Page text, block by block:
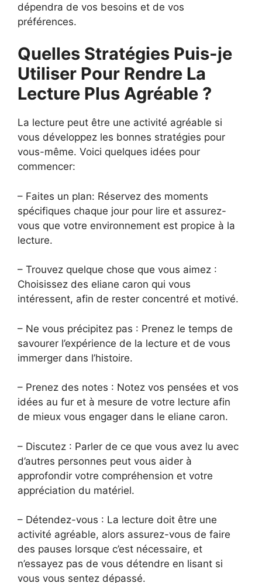
dépendra de vos besoins et de vos
préférences.
Quelles Stratégies Puis-je
Utiliser Pour Rendre La
Lecture Plus Agréable ?
La lecture peut être une activité agréable si
vous développez les bonnes stratégies pour
vous-même. Voici quelques idées pour
commencer:
– Faites un plan: Réservez des moments
spécifiques chaque jour pour lire et assurez-
vous que votre environnement est propice à la
lecture.
– Trouvez quelque chose que vous aimez :
Choisissez des eliane caron qui vous
intéressent, afin de rester concentré et motivé.
– Ne vous précipitez pas : Prenez le temps de
savourer l’expérience de la lecture et de vous
immerger dans l’histoire.
– Prenez des notes : Notez vos pensées et vos
idées au fur et à mesure de votre lecture afin
de mieux vous engager dans le eliane caron.
– Discutez : Parler de ce que vous avez lu avec
d’autres personnes peut vous aider à
approfondir votre compréhension et votre
appréciation du matériel.
– Détendez-vous : La lecture doit être une
activité agréable, alors assurez-vous de faire
des pauses lorsque c’est nécessaire, et
n’essayez pas de vous détendre en lisant si
vous vous sentez dépassé.